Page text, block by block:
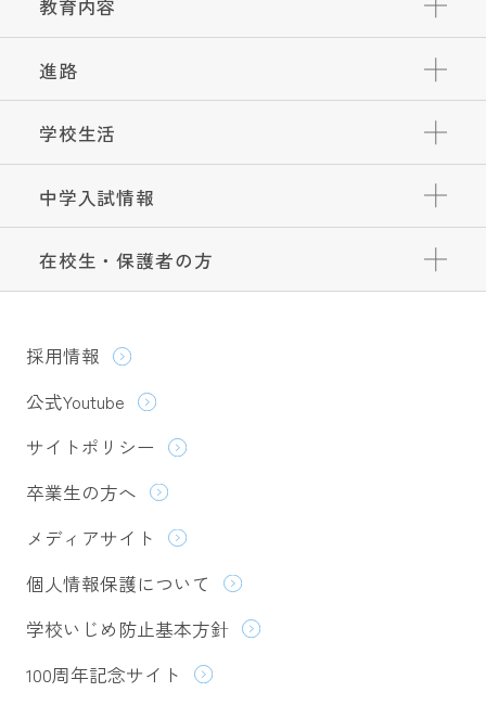
教育内容
進路
学校生活
中学入試情報
在校生・保護者の方
採用情報
公式Youtube
サイトポリシー
卒業生の方へ
メディアサイト
個人情報保護について
学校いじめ防止基本方針
100周年記念サイト